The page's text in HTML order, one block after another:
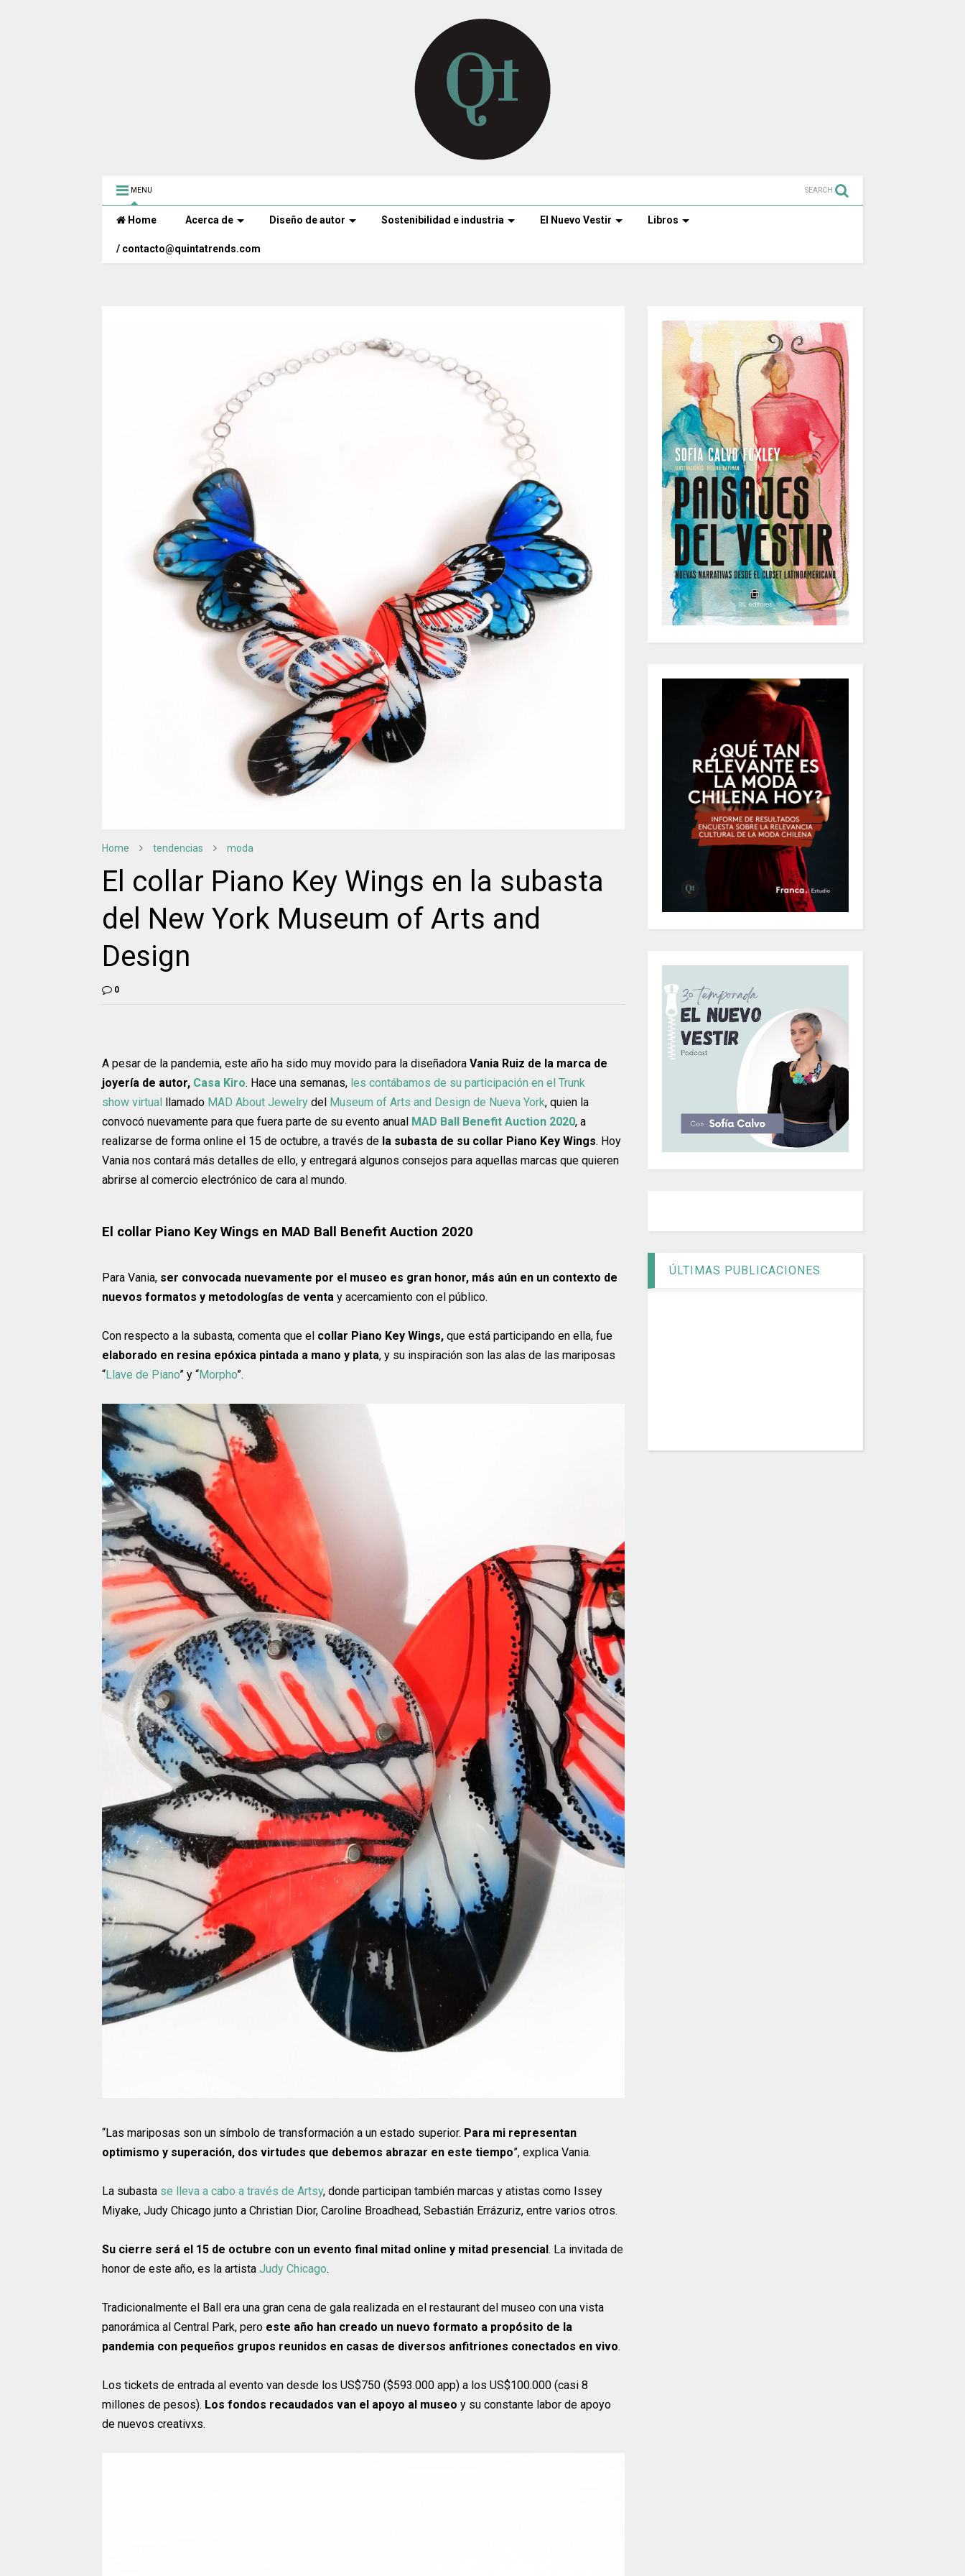
MENU SEARCH
Home Acerca de Diseño de autor Sostenibilidad e industria El Nuevo Vestir Libros
/ contacto@quintatrends.com
Home tendencias moda
El collar Piano Key Wings en la subasta
del New York Museum of Arts and
Design
0
A pesar de la pandemia, este año ha sido muy movido para la diseñadora Vania Ruiz de la marca de
joyería de autor, Casa Kiro. Hace una semanas, les contábamos de su participación en el Trunk
show virtual llamado MAD About Jewelry del Museum of Arts and Design de Nueva York, quien la
convocó nuevamente para que fuera parte de su evento anual MAD Ball Benefit Auction 2020, a
realizarse de forma online el 15 de octubre, a través de la subasta de su collar Piano Key Wings. Hoy
Vania nos contará más detalles de ello, y entregará algunos consejos para aquellas marcas que quieren
abrirse al comercio electrónico de cara al mundo.
El collar Piano Key Wings en MAD Ball Benefit Auction 2020
Para Vania, ser convocada nuevamente por el museo es gran honor, más aún en un contexto de
nuevos formatos y metodologías de venta y acercamiento con el público.
Con respecto a la subasta, comenta que el collar Piano Key Wings, que está participando en ella, fue
elaborado en resina epóxica pintada a mano y plata, y su inspiración son las alas de las mariposas
“Llave de Piano” y “Morpho”.
“Las mariposas son un símbolo de transformación a un estado superior. Para mi representan
optimismo y superación, dos virtudes que debemos abrazar en este tiempo”, explica Vania.
La subasta se lleva a cabo a través de Artsy, donde participan también marcas y atistas como Issey
Miyake, Judy Chicago junto a Christian Dior, Caroline Broadhead, Sebastián Errázuriz, entre varios otros.
Su cierre será el 15 de octubre con un evento final mitad online y mitad presencial. La invitada de
honor de este año, es la artista Judy Chicago.
Tradicionalmente el Ball era una gran cena de gala realizada en el restaurant del museo con una vista
panorámica al Central Park, pero este año han creado un nuevo formato a propósito de la
pandemia con pequeños grupos reunidos en casas de diversos anfitriones conectados en vivo.
Los tickets de entrada al evento van desde los US$750 ($593.000 app) a los US$100.000 (casi 8
millones de pesos). Los fondos recaudados van el apoyo al museo y su constante labor de apoyo
de nuevos creativxs.
ÚLTIMAS PUBLICACIONES